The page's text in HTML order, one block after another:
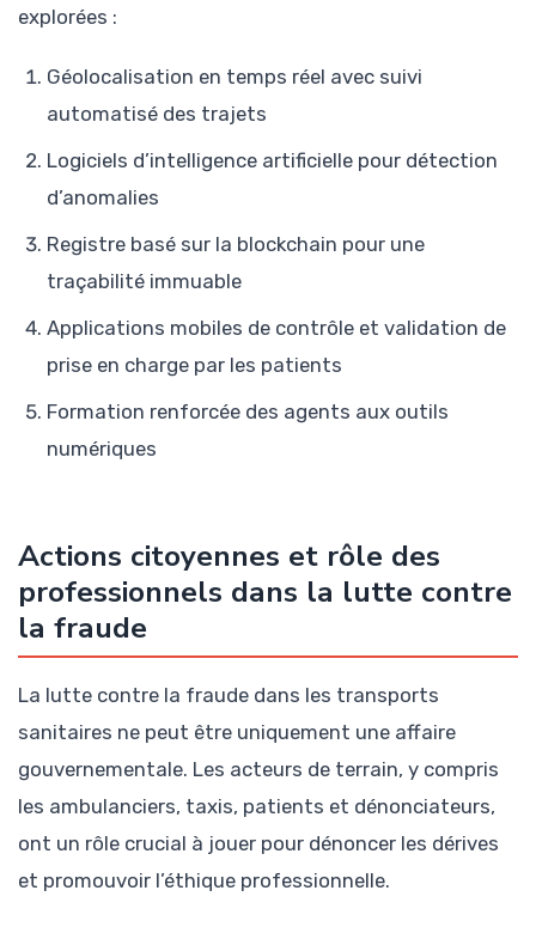
explorées :
Géolocalisation en temps réel avec suivi
automatisé des trajets
Logiciels d’intelligence artificielle pour détection
d’anomalies
Registre basé sur la blockchain pour une
traçabilité immuable
Applications mobiles de contrôle et validation de
prise en charge par les patients
Formation renforcée des agents aux outils
numériques
Actions citoyennes et rôle des
professionnels dans la lutte contre
la fraude
La lutte contre la fraude dans les transports
sanitaires ne peut être uniquement une affaire
gouvernementale. Les acteurs de terrain, y compris
les ambulanciers, taxis, patients et dénonciateurs,
ont un rôle crucial à jouer pour dénoncer les dérives
et promouvoir l’éthique professionnelle.